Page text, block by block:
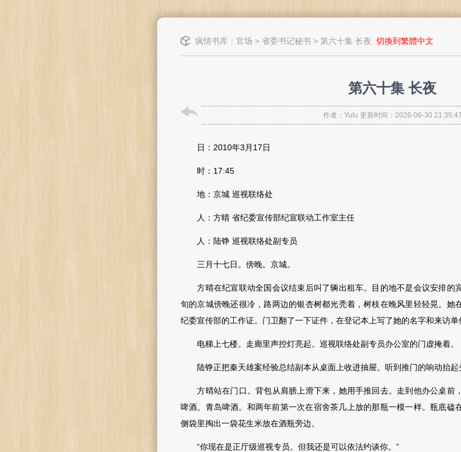
疯情书库： 官场 > 省委书记秘书 > 第六十集 长夜 切換到繁體中文
第六十集 长夜
作者：Yulu 更新时间：2026-06-30 21:35:47
日：2010年3月17日
时：17:45
地：京城 巡视联络处
人：方晴 省纪委宣传部纪宣联动工作室主任
人：陆铮 巡视联络处副专员
三月十七日。傍晚。京城。
方晴在纪宣联动全国会议结束后叫了辆出租车。目的地不是会议安排的
旬的京城傍晚还很冷，路两边的银杏树都光秃着，树枝在晚风里轻轻晃。她
纪委宣传部的工作证。门卫翻了一下证件，在登记本上写了她的名字和来访单
电梯上七楼。走廊里声控灯亮起。巡视联络处副专员办公室的门虚掩着。
陆铮正把秦天雄案经验总结副本从桌面上收进抽屉。听到推门的响动抬起
方晴站在门口。背包从肩膀上滑下来，她用手推回去。走到他办公桌前
啤酒。青岛啤酒。和两年前第一次在宿舍茶几上放的那瓶一模一样。瓶底磕
侧袋里掏出一袋花生米放在酒瓶旁边。
“你现在是正厅级巡视专员。但我还是可以依法约谈你。”